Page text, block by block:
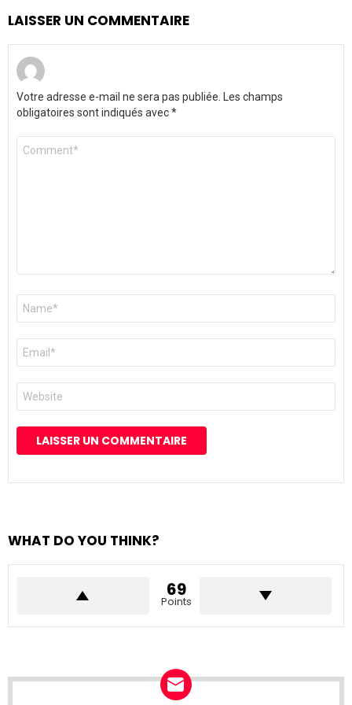
LAISSER UN COMMENTAIRE
Votre adresse e-mail ne sera pas publiée.
Les champs
obligatoires sont indiqués avec*
Commentaire
Nom
E-
mail
*
Site
web
WHAT DO YOU THINK?
69
Points